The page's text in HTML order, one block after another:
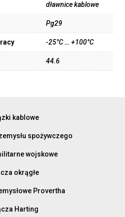
dławnice kablowe
Pg29
-25°C … +100°C
44.6
kablowe
spożywczego
wojskowe
okrągłe
Provertha
Harting